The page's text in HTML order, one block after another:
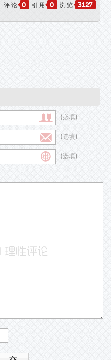
评 论 0 引 用 0 浏 览 3127
(必填)
(选填)
(选填)